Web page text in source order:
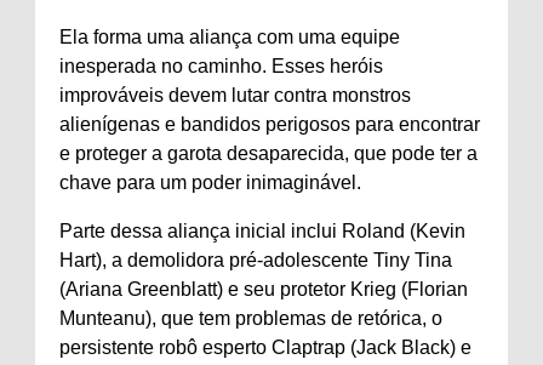
Ela forma uma aliança com uma equipe
inesperada no caminho. Esses heróis
improváveis ​​devem lutar contra monstros
alienígenas e bandidos perigosos para encontrar
e proteger a garota desaparecida, que pode ter a
chave para um poder inimaginável.
Parte dessa aliança inicial inclui Roland (Kevin
Hart), a demolidora pré-adolescente Tiny Tina
(Ariana Greenblatt) e seu protetor Krieg (Florian
Munteanu), que tem problemas de retórica, o
persistente robô esperto Claptrap (Jack Black) e